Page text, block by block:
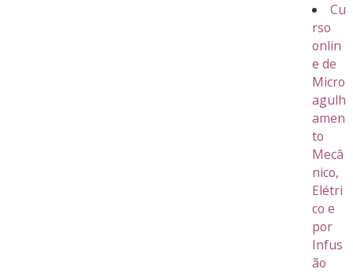
Cu
rso
onlin
e de
Micro
agulh
amen
to
Mecâ
nico,
Elétri
co e
por
Infus
ão